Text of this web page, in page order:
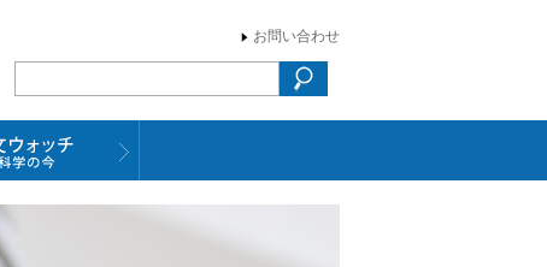
お問い合わせ